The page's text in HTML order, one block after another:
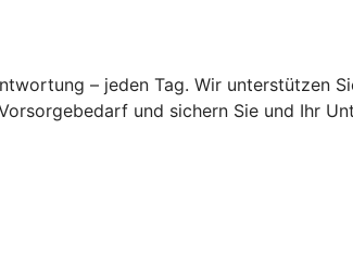
– jeden Tag. Wir unterstützen
und sichern Sie und Ihr